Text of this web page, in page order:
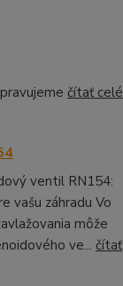
čítať celé
ventil RN154:
vašu záhradu Vo
môže
ve... čítať